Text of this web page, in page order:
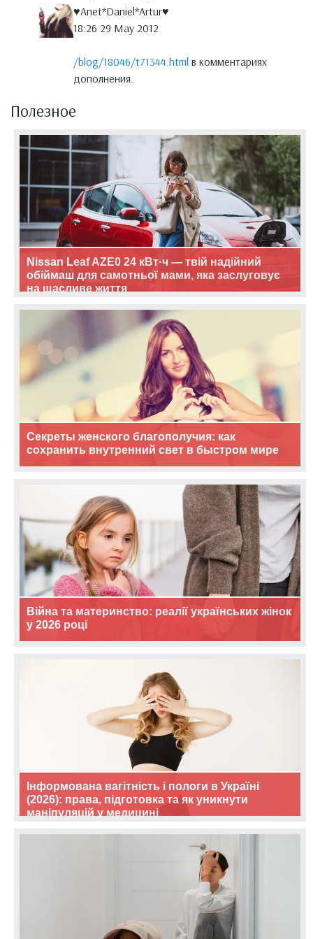
♥Anet*Daniel*Artur♥
18:26 29 May 2012
/blog/18046/t71344.html в комментариях
дополнения.
Полезное
Nissan Leaf AZE0 24 кВт·ч — твій надійний
обіймаш для самотньої мами, яка заслуговує
на щасливе життя
Секреты женского благополучия: как
сохранить внутренний свет в быстром мире
Війна та материнство: реалії українських жінок
у 2026 році
Інформована вагітність і пологи в Україні
(2026): права, підготовка та як уникнути
маніпуляцій у медицині